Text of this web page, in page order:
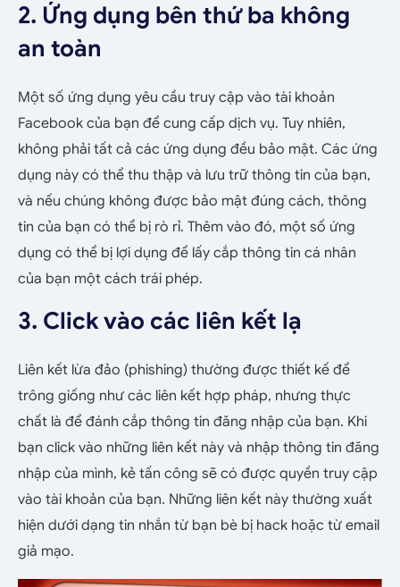
2. Ứng dụng bên thứ ba không
an toàn
Một số ứng dụng yêu cầu truy cập vào tài khoản
Facebook của bạn để cung cấp dịch vụ. Tuy nhiên,
không phải tất cả các ứng dụng đều bảo mật. Các ứng
dụng này có thể thu thập và lưu trữ thông tin của bạn,
và nếu chúng không được bảo mật đúng cách, thông
tin của bạn có thể bị rò rỉ. Thêm vào đó, một số ứng
dụng có thể bị lợi dụng để lấy cắp thông tin cá nhân
của bạn một cách trái phép.
3. Click vào các liên kết lạ
Liên kết lừa đảo (phishing) thường được thiết kế để
trông giống như các liên kết hợp pháp, nhưng thực
chất là để đánh cắp thông tin đăng nhập của bạn. Khi
bạn click vào những liên kết này và nhập thông tin đăng
nhập của mình, kẻ tấn công sẽ có được quyền truy cập
vào tài khoản của bạn. Những liên kết này thường xuất
hiện dưới dạng tin nhắn từ bạn bè bị hack hoặc từ email
giả mạo.